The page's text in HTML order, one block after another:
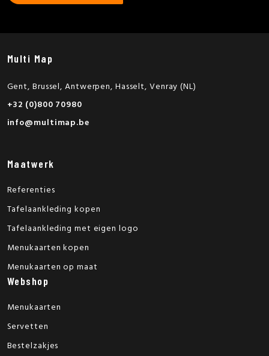
Multi Map
Gent, Brussel, Antwerpen, Hasselt, Venray (NL)
+32 (0)800 70980
info@multimap.be
Maatwerk
Referenties
Tafelaankleding kopen
Tafelaankleding met eigen logo
Menukaarten kopen
Menukaarten op maat
Webshop
Menukaarten
Servetten
Bestelzakjes